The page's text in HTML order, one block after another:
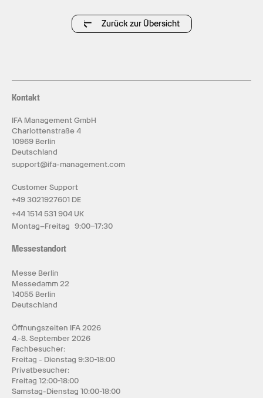
Zurück zur Übersicht
Kontakt
IFA Management GmbH
Charlottenstraße 4
10969 Berlin
Deutschland
support@ifa-management.com
Customer Support
+49 3021927601 DE
+44 1514 531 904 UK
Montag–Freitag 9:00–17:30
Messestandort
Messe Berlin
Messedamm 22
14055 Berlin
Deutschland
Öffnungszeiten IFA 2026
4.-8. September 2026
Fachbesucher:
Freitag - Dienstag 9:30-18:00
Privatbesucher:
Freitag 12:00-18:00
Samstag-Dienstag 10:00-18:00